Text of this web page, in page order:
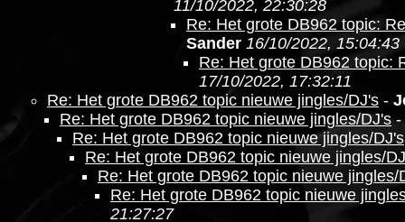
11/10/2022, 22:30:28
Re: Het grote DB962 topic:
Sander 16/10/2022, 15:04:43
Re: Het grote DB962 topic:
17/10/2022, 17:32:11
Re: Het grote DB962 topic nieuwe jingles/DJ's -
Re: Het grote DB962 topic nieuwe jingles/DJ's -
Re: Het grote DB962 topic nieuwe jingles/DJ's
Re: Het grote DB962 topic nieuwe jingles/
Re: Het grote DB962 topic nieuwe jingles/
Re: Het grote DB962 topic nieuwe
21:27:27